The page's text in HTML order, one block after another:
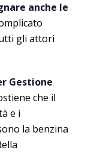
anche le
gli attori
Gestione
che il
e i
la benzina